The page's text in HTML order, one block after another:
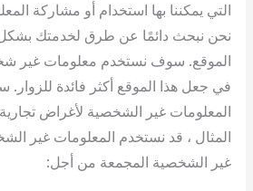
التي يمكننا بها استخدام أو مشاركة
نحن نبحث دائمًا عن طرق لخدمتك
الموقع. سوف نستخدم معلومات غير
في جعل هذا الموقع أكثر فائدة للزوار.
المعلومات غير الشخصية لأغراض
المثال ، قد نستخدم المعلومات غير
غير الشخصية المجمعة من أجل: